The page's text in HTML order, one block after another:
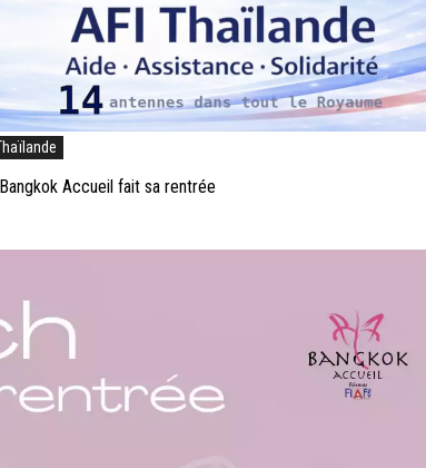
Thaïlande
Accueil fait sa rentrée